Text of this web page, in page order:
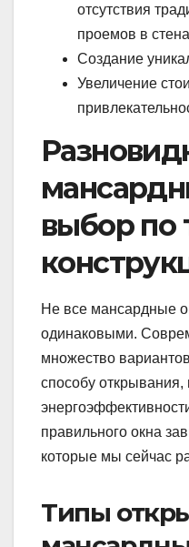
отсутствия
проемов в
Создание
Увеличение
выбор по
Не все мансардные
одинаковыми.
множество
способу
правильного окна
которые мы сейчас
Типы